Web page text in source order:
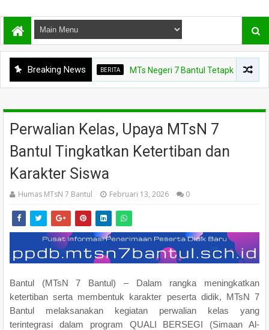
Breaking News
BERITA MTs Negeri 7 Bantul Tetapkan Tiga Agen
Perwalian Kelas, Upaya MTsN 7
Bantul Tingkatkan Ketertiban dan
Karakter Siswa
Humas MTsN 7 Bantul Februari 13, 2026 0
Bantul (MTsN 7 Bantul) – Dalam rangka meningkatkan
ketertiban serta membentuk karakter peserta didik, MTsN 7
Bantul melaksanakan kegiatan perwalian kelas yang
terintegrasi dalam program QUALI BERSEGI (Simaan Al-